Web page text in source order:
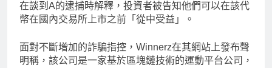
在談到A的逮捕時解釋，投資者被告知他們可以在該代
幣在國內交易所上市之前「從中受益」。
面對不斷增加的詐騙指控，Winnerz在其網站上發布聲
明稱，該公司是一家基於區塊鏈技術的運動平台公司，